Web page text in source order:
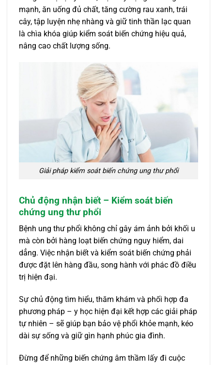
mạnh, ăn uống đủ chất, tăng cường rau xanh, trái
cây, tập luyện nhẹ nhàng và giữ tinh thần lạc quan
là chìa khóa giúp kiểm soát biến chứng hiệu quả,
nâng cao chất lượng sống.
Giải pháp kiểm soát biến chứng ung thư phổi
Chủ động nhận biết – Kiểm soát biến
chứng ung thư phổi
Bệnh ung thư phổi không chỉ gây ám ảnh bởi khối u
mà còn bởi hàng loạt biến chứng nguy hiểm, dai
dẳng. Việc nhận biết và kiểm soát biến chứng phải
được đặt lên hàng đầu, song hành với phác đồ điều
trị hiện đại.
Sự chủ động tìm hiểu, thăm khám và phối hợp đa
phương pháp – y học hiện đại kết hợp các giải pháp
tự nhiên – sẽ giúp bạn bảo vệ phổi khỏe mạnh, kéo
dài sự sống và giữ gìn hạnh phúc gia đình.
Đừng để những biến chứng âm thầm lấy đi cuộc